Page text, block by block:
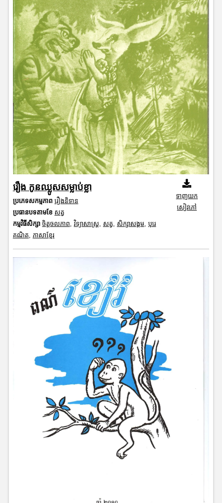
រឿង កូនឈ្លូសសម្លាប់ខ្លា
ប្រភេទសកម្មភាព រឿងនិទាន
ប្រធានបទតាមខែ សត្វ
កម្មវិធីសិក្សា ចិត្តចលភាព, វិទ្យាសាស្រ្ត, សត្វ, សិក្សាសង្គម, បុរេ
គណិត, ភាសាខ្មែរ
ទាញយក
សៀវភៅ